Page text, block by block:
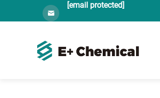
[email protected]